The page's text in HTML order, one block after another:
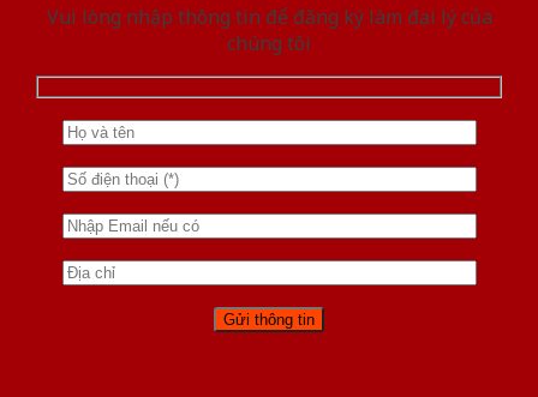
Vui lòng nhập thông tin để đăng ký làm đại lý của
chúng tôi